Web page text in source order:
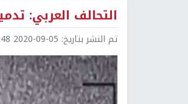
التحالف العربي:
تم النشر بتاريخ: 2020-09-05 10:48